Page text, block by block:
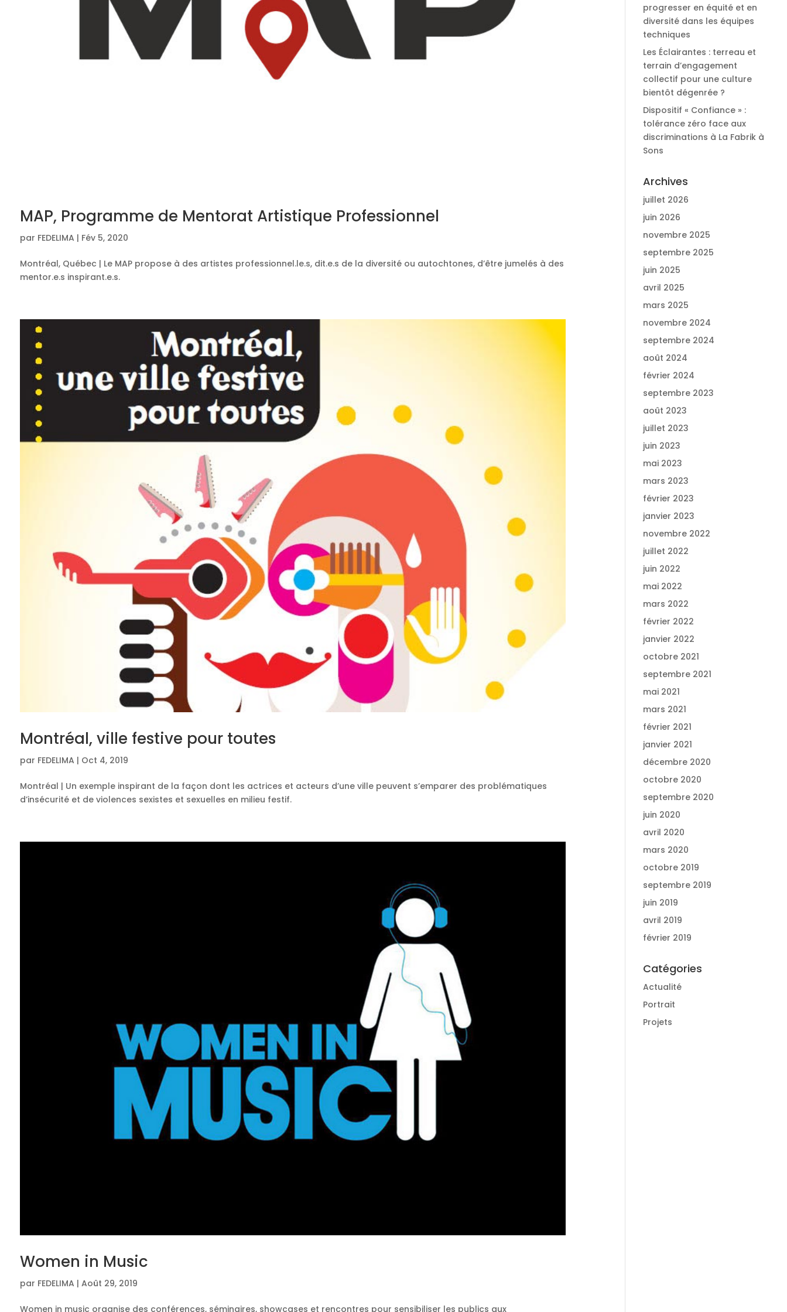
MAP, Programme de Mentorat Artistique Professionnel
par FEDELIMA | Fév 5, 2020
Montréal, Québec | Le MAP propose à des artistes professionnel.le.s, dit.e.s de la diversité ou autochtones, d’être jumelés à des
mentor.e.s inspirant.e.s.
Montréal, ville festive pour toutes
par FEDELIMA | Oct 4, 2019
Montréal | Un exemple inspirant de la façon dont les actrices et acteurs d’une ville peuvent s’emparer des problématiques
d’insécurité et de violences sexistes et sexuelles en milieu festif.
Women in Music
par FEDELIMA | Août 29, 2019
Women in music organise des conférences, séminaires, showcases et rencontres pour sensibiliser les publics aux
progresser en équité et en
diversité dans les équipes
techniques
Les Éclairantes : terreau et
terrain d’engagement
collectif pour une culture
bientôt dégenrée ?
Dispositif « Confiance » :
tolérance zéro face aux
discriminations à La Fabrik à
Sons
Archives
juillet 2026
juin 2026
novembre 2025
septembre 2025
juin 2025
avril 2025
mars 2025
novembre 2024
septembre 2024
août 2024
février 2024
septembre 2023
août 2023
juillet 2023
juin 2023
mai 2023
mars 2023
février 2023
janvier 2023
novembre 2022
juillet 2022
juin 2022
mai 2022
mars 2022
février 2022
janvier 2022
octobre 2021
septembre 2021
mai 2021
mars 2021
février 2021
janvier 2021
décembre 2020
octobre 2020
septembre 2020
juin 2020
avril 2020
mars 2020
octobre 2019
septembre 2019
juin 2019
avril 2019
février 2019
Catégories
Actualité
Portrait
Projets